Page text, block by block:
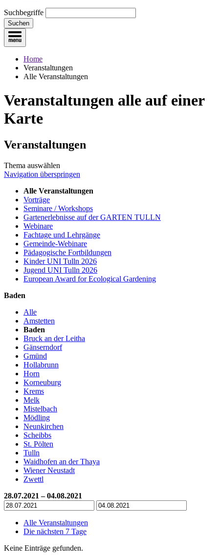
Suchbegriffe
Suchen
Home
Veranstaltungen
Alle Veranstaltungen
Veranstaltungen alle auf einer
Karte
Veranstaltungen
Thema auswählen
Navigation überspringen
Alle Veranstaltungen
Vorträge
Seminare / Workshops
Gartenerlebnisse auf der GARTEN TULLN
Webinare
Fachtage und Lehrgänge
Gemeinde-Webinare
Pädagogische Fortbildungen
Kinder UNI Tulln 2026
Jugend UNI Tulln 2026
European Award for Ecological Gardening
Baden
Alle
Amstetten
Baden
Bruck an der Leitha
Gänserndorf
Gmünd
Hollabrunn
Horn
Korneuburg
Krems
Melk
Mistelbach
Mödling
Neunkirchen
Scheibbs
St. Pölten
Tulln
Waidhofen an der Thaya
Wiener Neustadt
Zwettl
28.07.2021 – 04.08.2021
Alle Veranstaltungen
Die nächsten 7 Tage
Keine Einträge gefunden.